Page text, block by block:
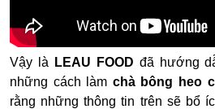
Vậy là LEAU FOOD đã hướng
những cách làm chà bông heo
rằng những thông tin trên sẽ bổ